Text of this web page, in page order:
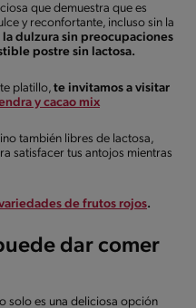
que demuestra que es
y reconfortante, incluso sin la
dulzura sin preocupaciones
postre sin lactosa.
platillo, te invitamos a visitar
y cacao mix
también libres de lactosa,
satisfacer tus antojos mientras
de frutos rojos.
dar comer
solo es una deliciosa opción